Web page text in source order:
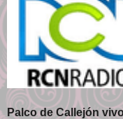
Palco de Callejón